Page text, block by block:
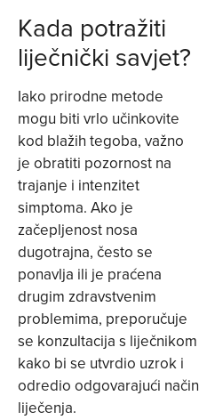
Kada potražiti
liječnički savjet?
Iako prirodne metode
mogu biti vrlo učinkovite
kod blažih tegoba, važno
je obratiti pozornost na
trajanje i intenzitet
simptoma. Ako je
začepljenost nosa
dugotrajna, često se
ponavlja ili je praćena
drugim zdravstvenim
problemima, preporučuje
se konzultacija s liječnikom
kako bi se utvrdio uzrok i
odredio odgovarajući način
liječenja.